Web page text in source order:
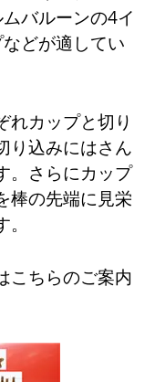
バルーンの4イ
どが適してい
れカップと切り
り込みにはさん
。さらにカップ
棒の先端に見栄
こちらのご案内